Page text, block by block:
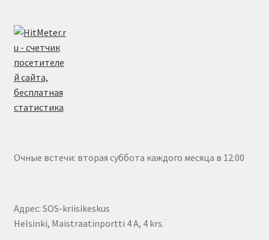
Очные встечи: вторая суббота каждого месяца в 12.00
Адрес: SOS-kriisikeskus
Helsinki, Maistraatinportti 4 A, 4 krs.